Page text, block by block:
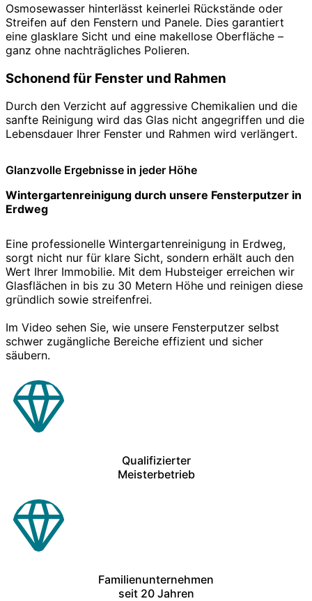
Osmosewasser hinterlässt keinerlei Rückstände oder
Streifen auf den Fenstern und Panele. Dies garantiert
eine glasklare Sicht und eine makellose Oberfläche –
ganz ohne nachträgliches Polieren.
Schonend für Fenster und Rahmen
Durch den Verzicht auf aggressive Chemikalien und die
sanfte Reinigung wird das Glas nicht angegriffen und die
Lebensdauer Ihrer Fenster und Rahmen wird verlängert.
Glanzvolle Ergebnisse in jeder Höhe
Wintergartenreinigung durch unsere Fensterputzer in
Erdweg
Eine professionelle Wintergartenreinigung in Erdweg,
sorgt nicht nur für klare Sicht, sondern erhält auch den
Wert Ihrer Immobilie. Mit dem Hubsteiger erreichen wir
Glasflächen in bis zu 30 Metern Höhe und reinigen diese
gründlich sowie streifenfrei.
Im Video sehen Sie, wie unsere Fensterputzer selbst
schwer zugängliche Bereiche effizient und sicher
säubern.
Qualifizierter
Meisterbetrieb
Familienunternehmen
seit 20 Jahren